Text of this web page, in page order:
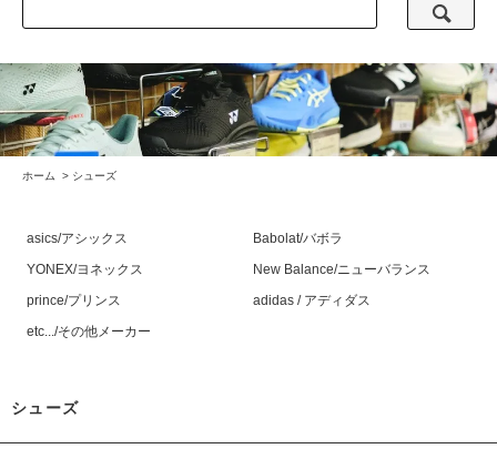
ホーム > シューズ
asics/アシックス
Babolat/バボラ
YONEX/ヨネックス
New Balance/ニューバランス
prince/プリンス
adidas / アディダス
etc.../その他メーカー
シューズ